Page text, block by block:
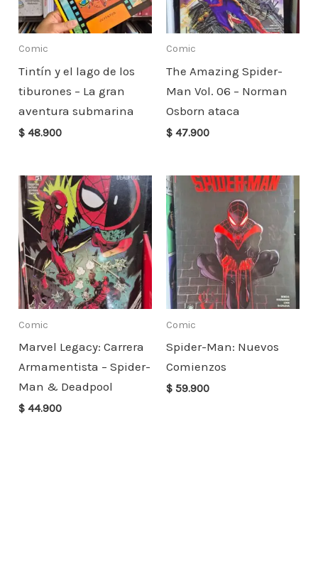
Comic
Tintín y el lago de los
tiburones – La gran
aventura submarina
$ 48.900
Comic
The Amazing Spider-
Man Vol. 06 – Norman
Osborn ataca
$ 47.900
Comic
Marvel Legacy: Carrera
Armamentista – Spider-
Man & Deadpool
$ 44.900
Comic
Spider-Man: Nuevos
Comienzos
$ 59.900